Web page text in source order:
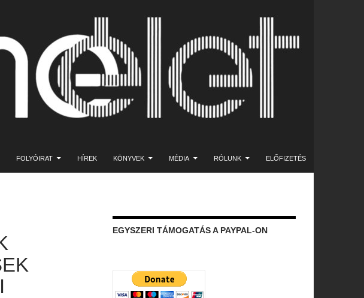
FOLYÓIRAT
HÍREK KÖNYVEK MÉDIA RÓLUNK ELŐFIZETÉS
EGYSZERI TÁMOGATÁS A PAYPAL-ON